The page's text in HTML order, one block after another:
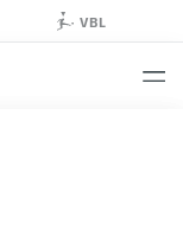
VBL